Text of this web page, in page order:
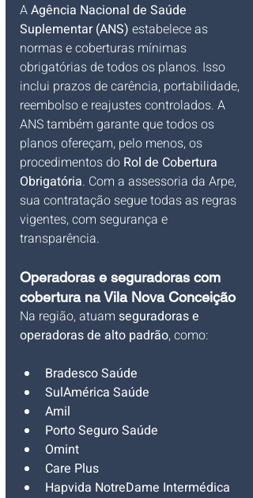
A Agência Nacional de Saúde
Suplementar (ANS) estabelece as
normas e coberturas mínimas
obrigatórias de todos os planos. Isso
inclui prazos de carência, portabilidade,
reembolso e reajustes controlados. A
ANS também garante que todos os
planos ofereçam, pelo menos, os
procedimentos do Rol de Cobertura
Obrigatória. Com a assessoria da Arpe,
sua contratação segue todas as regras
vigentes, com segurança e
transparência.
Operadoras e seguradoras com
cobertura na Vila Nova Conceição
Na região, atuam seguradoras e
operadoras de alto padrão, como:
Bradesco Saúde
SulAmérica Saúde
Amil
Porto Seguro Saúde
Omint
Care Plus
Hapvida NotreDame Intermédica